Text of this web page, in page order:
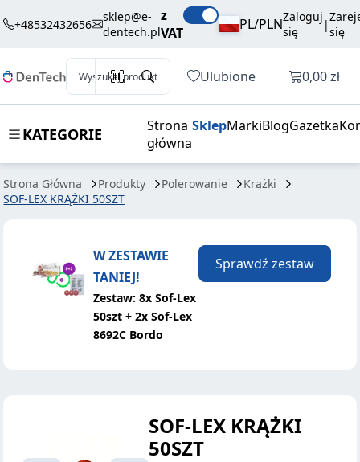
+48532432656
sklep@e-
dentech.pl
z
VAT
PL/PLNZaloguj
się
|się
Wyszukaj produkt Ulubione Otwórz
0,00 zł
KATEGORIE
Strona
główna
SklepMarkiBlogGazetka
Strona Główna Produkty Polerowanie
Krążki
SOF-LEX KRĄŻKI 50SZT
KRĄŻKI 50SZT
brutto / szt.
W ZESTAWIE
TANIEJ!
Zestaw: 8x Sof-Lex
50szt + 2x Sof-Lex
8692C Bordo
Sprawdź zestaw
SOF-LEX KRĄŻKI
50SZT